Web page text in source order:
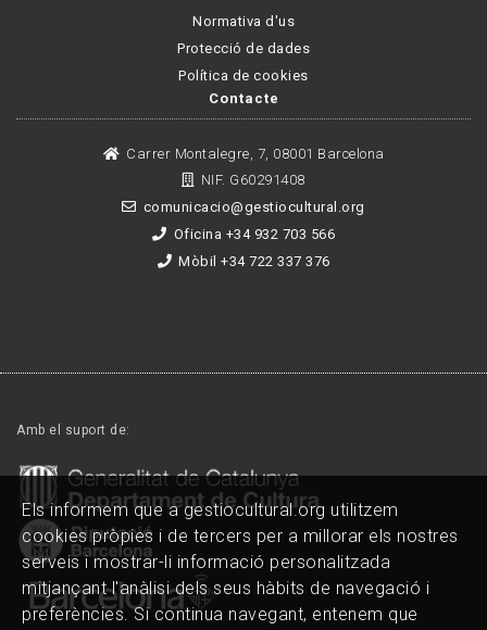
Normativa d'us
Protecció de dades
Política de cookies
Contacte
Carrer Montalegre, 7, 08001 Barcelona
NIF. G60291408
comunicacio@gestiocultural.org
Oficina +34 932 703 566
Mòbil +34 722 337 376
Amb el suport de:
Els informem que a gestiocultural.org utilitzem
cookies pròpies i de tercers per a millorar els nostres
serveis i mostrar-li informació personalitzada
mitjançant l'anàlisi dels seus hàbits de navegació i
preferències. Si continua navegant, entenem que